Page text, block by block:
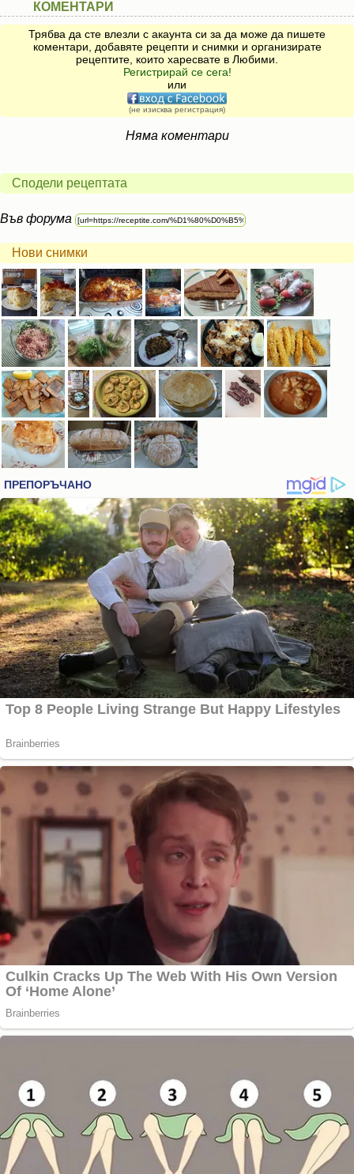
КОМЕНТАРИ
Трябва да сте влезли с акаунта си за да може да пишете
коментари, добавяте рецепти и снимки и организирате
рецептите, които харесвате в Любими.
Регистрирай се сега!
или
(не изисква регистрация)
Няма коментари
Сподели рецептата
Във форума
Нови снимки